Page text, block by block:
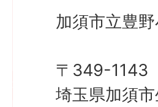
加須市立豊
〒349-1143
埼玉県加須